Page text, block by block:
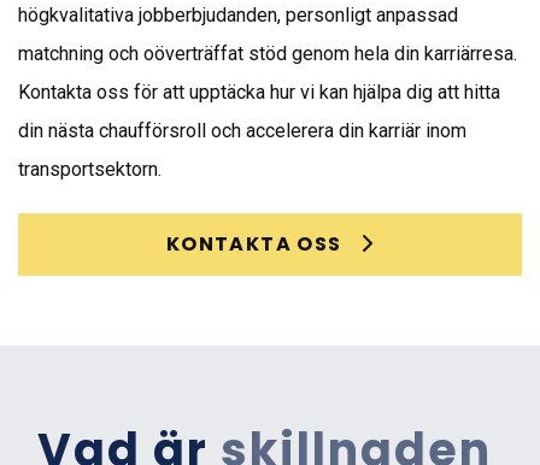
högkvalitativa jobberbjudanden, personligt anpassad
matchning och oöverträffat stöd genom hela din karriärresa.
Kontakta oss för att upptäcka hur vi kan hjälpa dig att hitta
din nästa chaufförsroll och accelerera din karriär inom
transportsektorn.
KONTAKTA OSS
Vad är skillnaden